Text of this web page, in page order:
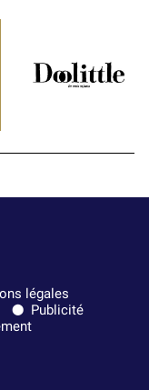
légales
Publicité